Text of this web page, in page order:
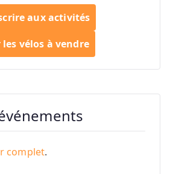
aux activités
les vélos à vendre
complet.